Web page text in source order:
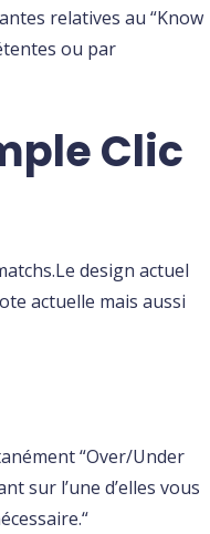
relatives au “Know
ou par
Clic
design actuel
actuelle mais aussi
“Over/Under
sur l’une d’elles vous